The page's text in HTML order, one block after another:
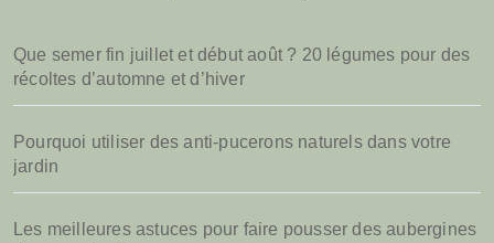
e
r
Que semer fin juillet et début août ? 20 légumes pour des
récoltes d’automne et d’hiver
Pourquoi utiliser des anti-pucerons naturels dans votre
jardin
Les meilleures astuces pour faire pousser des aubergines